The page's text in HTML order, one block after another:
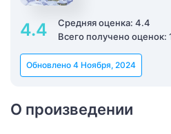
4.4
Средняя оценка: 4.4
Всего получено оценок:
Обновлено 4 Ноября, 2024
О произведении